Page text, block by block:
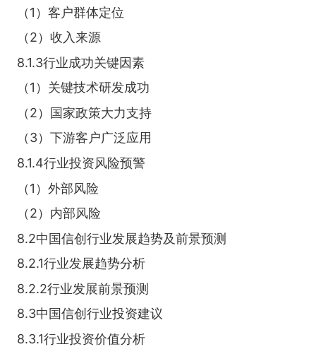
（1）客户群体定位
（2）收入来源
8.1.3行业成功关键因素
（1）关键技术研发成功
（2）国家政策大力支持
（3）下游客户广泛应用
8.1.4行业投资风险预警
（1）外部风险
（2）内部风险
8.2中国信创行业发展趋势及前景预测
8.2.1行业发展趋势分析
8.2.2行业发展前景预测
8.3中国信创行业投资建议
8.3.1行业投资价值分析